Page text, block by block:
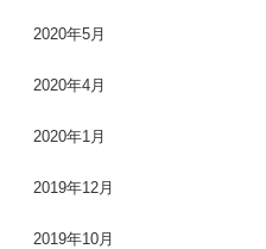
2020年5月
2020年4月
2020年1月
2019年12月
2019年10月